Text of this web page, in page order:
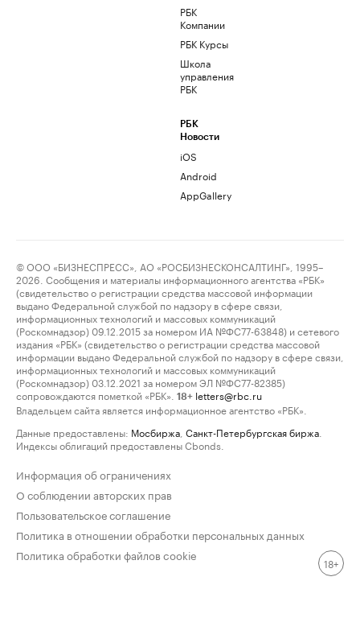
РБК
Компании
РБК Курсы
Школа
управления
РБК
РБК
Новости
iOS
Android
AppGallery
© ООО «БИЗНЕСПРЕСС», АО «РОСБИЗНЕСКОНСАЛТИНГ», 1995–
2026. Сообщения и материалы информационного агентства «РБК»
(свидетельство о регистрации средства массовой информации
выдано Федеральной службой по надзору в сфере связи,
информационных технологий и массовых коммуникаций
(Роскомнадзор) 09.12.2015 за номером ИА №ФС77-63848) и сетевого
издания «РБК» (свидетельство о регистрации средства массовой
информации выдано Федеральной службой по надзору в сфере связи,
информационных технологий и массовых коммуникаций
(Роскомнадзор) 03.12.2021 за номером ЭЛ №ФС77-82385)
сопровождаются пометкой «РБК».
18+ letters@rbc.ru
Владельцем сайта является информационное агентство «РБК».
Данные предоставлены: Мосбиржа Санкт-Петербургская биржа
Индексы облигаций предоставлены Cbonds.
Информация об ограничениях
О соблюдении авторских прав
Пользовательское соглашение
Политика в отношении обработки персональных данных
Политика обработки файлов cookie
18+